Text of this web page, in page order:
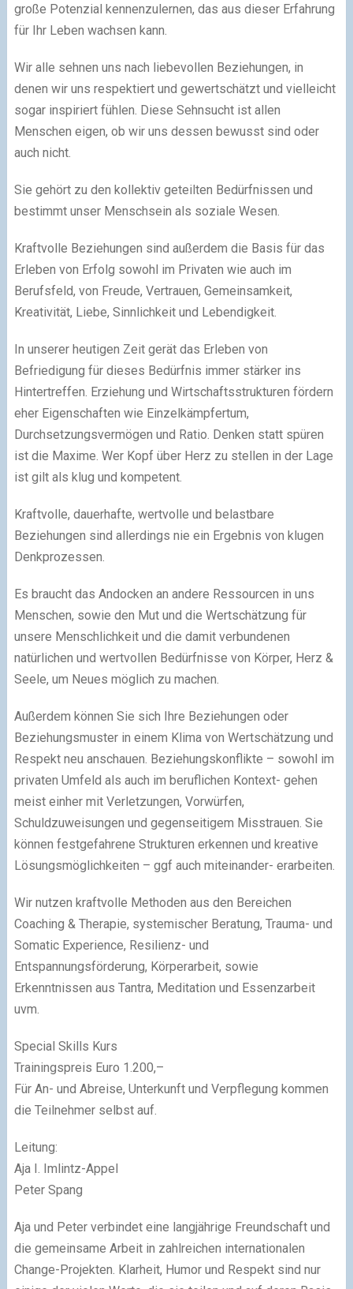
große Potenzial kennenzulernen, das aus dieser Erfahrung
für Ihr Leben wachsen kann.
Wir alle sehnen uns nach liebevollen Beziehungen, in
denen wir uns respektiert und gewertschätzt und vielleicht
sogar inspiriert fühlen. Diese Sehnsucht ist allen
Menschen eigen, ob wir uns dessen bewusst sind oder
auch nicht.
Sie gehört zu den kollektiv geteilten Bedürfnissen und
bestimmt unser Menschsein als soziale Wesen.
Kraftvolle Beziehungen sind außerdem die Basis für das
Erleben von Erfolg sowohl im Privaten wie auch im
Berufsfeld, von Freude, Vertrauen, Gemeinsamkeit,
Kreativität, Liebe, Sinnlichkeit und Lebendigkeit.
In unserer heutigen Zeit gerät das Erleben von
Befriedigung für dieses Bedürfnis immer stärker ins
Hintertreffen. Erziehung und Wirtschaftsstrukturen fördern
eher Eigenschaften wie Einzelkämpfertum,
Durchsetzungsvermögen und Ratio. Denken statt spüren
ist die Maxime. Wer Kopf über Herz zu stellen in der Lage
ist gilt als klug und kompetent.
Kraftvolle, dauerhafte, wertvolle und belastbare
Beziehungen sind allerdings nie ein Ergebnis von klugen
Denkprozessen.
Es braucht das Andocken an andere Ressourcen in uns
Menschen, sowie den Mut und die Wertschätzung für
unsere Menschlichkeit und die damit verbundenen
natürlichen und wertvollen Bedürfnisse von Körper, Herz &
Seele, um Neues möglich zu machen.
Außerdem können Sie sich Ihre Beziehungen oder
Beziehungsmuster in einem Klima von Wertschätzung und
Respekt neu anschauen. Beziehungskonflikte – sowohl im
privaten Umfeld als auch im beruflichen Kontext- gehen
meist einher mit Verletzungen, Vorwürfen,
Schuldzuweisungen und gegenseitigem Misstrauen. Sie
können festgefahrene Strukturen erkennen und kreative
Lösungsmöglichkeiten – ggf auch miteinander- erarbeiten.
Wir nutzen kraftvolle Methoden aus den Bereichen
Coaching & Therapie, systemischer Beratung, Trauma- und
Somatic Experience, Resilienz- und
Entspannungsförderung, Körperarbeit, sowie
Erkenntnissen aus Tantra, Meditation und Essenzarbeit
uvm.
Special Skills Kurs
Trainingspreis Euro 1.200,–
Für An- und Abreise, Unterkunft und Verpflegung kommen
die Teilnehmer selbst auf.
Leitung:
Aja I. Imlintz-Appel
Peter Spang
Aja und Peter verbindet eine langjährige Freundschaft und
die gemeinsame Arbeit in zahlreichen internationalen
Change-Projekten. Klarheit, Humor und Respekt sind nur